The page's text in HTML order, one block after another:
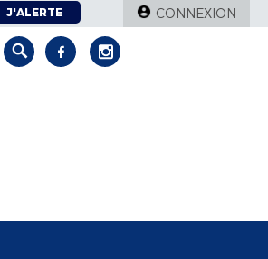
J'ALERTE CONNEXION